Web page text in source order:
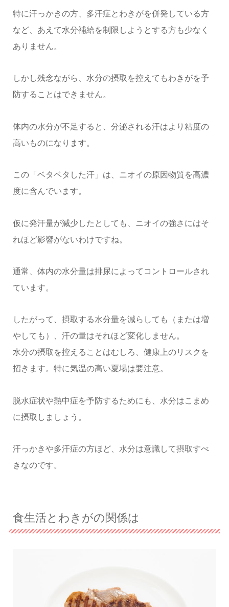
特に汗っかきの方、多汗症とわきがを併発している方
など、あえて水分補給を制限しようとする方も少なく
ありません。
しかし残念ながら、水分の摂取を控えてもわきがを予
防することはできません。
体内の水分が不足すると、分泌される汗はより粘度の
高いものになります。
この「ベタベタした汗」は、ニオイの原因物質を高濃
度に含んでいます。
仮に発汗量が減少したとしても、ニオイの強さにはそ
れほど影響がないわけですね。
通常、体内の水分量は排尿によってコントロールされ
ています。
したがって、摂取する水分量を減らしても（または増
やしても）、汗の量はそれほど変化しません。
水分の摂取を控えることはむしろ、健康上のリスクを
招きます。特に気温の高い夏場は要注意。
脱水症状や熱中症を予防するためにも、水分はこまめ
に摂取しましょう。
汗っかきや多汗症の方ほど、水分は意識して摂取すべ
きなのです。
食生活とわきがの関係は